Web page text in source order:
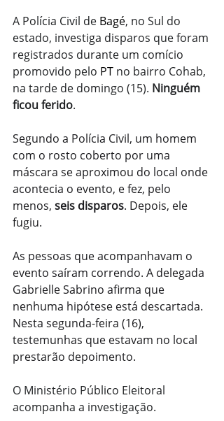
A Polícia Civil de Bagé, no Sul do
estado, investiga disparos que foram
registrados durante um comício
promovido pelo PT no bairro Cohab,
na tarde de domingo (15). Ninguém
ficou ferido.
Segundo a Polícia Civil, um homem
com o rosto coberto por uma
máscara se aproximou do local onde
acontecia o evento, e fez, pelo
menos, seis disparos. Depois, ele
fugiu.
As pessoas que acompanhavam o
evento saíram correndo. A delegada
Gabrielle Sabrino afirma que
nenhuma hipótese está descartada.
Nesta segunda-feira (16),
testemunhas que estavam no local
prestarão depoimento.
O Ministério Público Eleitoral
acompanha a investigação.